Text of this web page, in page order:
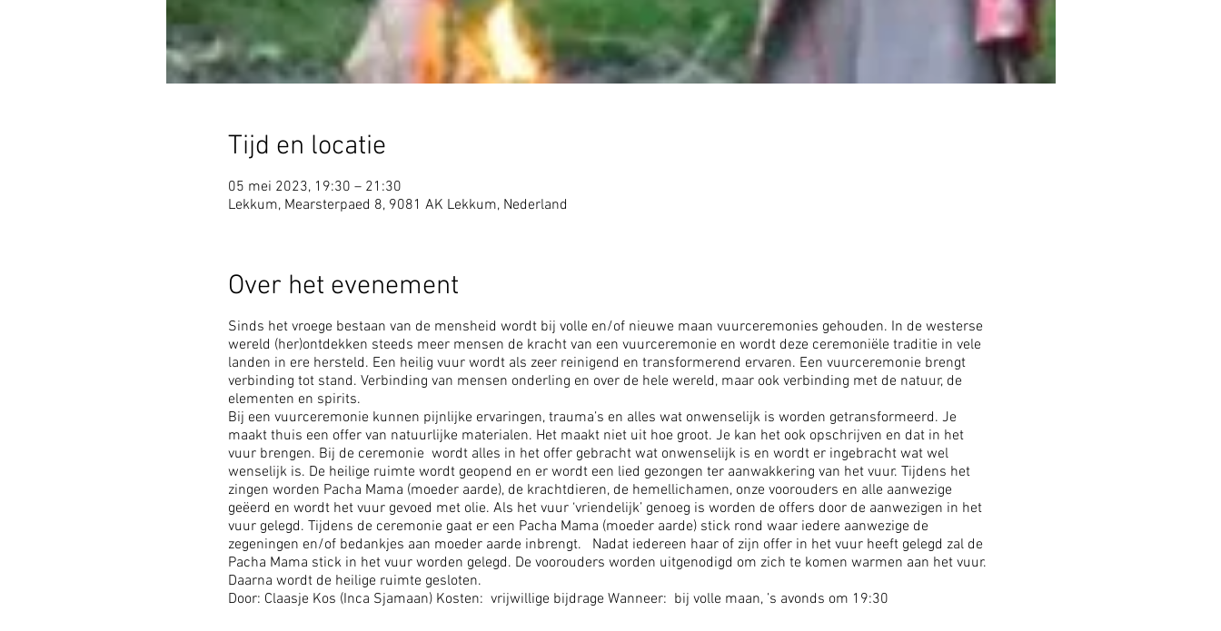
Tijd en locatie
05 mei 2023, 19:30 – 21:30
Lekkum, Mearsterpaed 8, 9081 AK Lekkum, Nederland
Over het evenement
Sinds het vroege bestaan van de mensheid wordt bij volle en/of nieuwe maan vuurceremonies gehouden. In de westerse
wereld (her)ontdekken steeds meer mensen de kracht van een vuurceremonie en wordt deze ceremoniële traditie in vele
landen in ere hersteld. Een heilig vuur wordt als zeer reinigend en transformerend ervaren. Een vuurceremonie brengt
verbinding tot stand. Verbinding van mensen onderling en over de hele wereld, maar ook verbinding met de natuur, de
elementen en spirits.
Bij een vuurceremonie kunnen pijnlijke ervaringen, trauma’s en alles wat onwenselijk is worden getransformeerd. Je
maakt thuis een offer van natuurlijke materialen. Het maakt niet uit hoe groot. Je kan het ook opschrijven en dat in het
vuur brengen. Bij de ceremonie wordt alles in het offer gebracht wat onwenselijk is en wordt er ingebracht wat wel
wenselijk is. De heilige ruimte wordt geopend en er wordt een lied gezongen ter aanwakkering van het vuur. Tijdens het
zingen worden Pacha Mama (moeder aarde), de krachtdieren, de hemellichamen, onze voorouders en alle aanwezige
geëerd en wordt het vuur gevoed met olie. Als het vuur ‘vriendelijk’ genoeg is worden de offers door de aanwezigen in het
vuur gelegd. Tijdens de ceremonie gaat er een Pacha Mama (moeder aarde) stick rond waar iedere aanwezige de
zegeningen en/of bedankjes aan moeder aarde inbrengt. Nadat iedereen haar of zijn offer in het vuur heeft gelegd zal de
Pacha Mama stick in het vuur worden gelegd. De voorouders worden uitgenodigd om zich te komen warmen aan het vuur.
Daarna wordt de heilige ruimte gesloten.
Door: Claasje Kos (Inca Sjamaan) Kosten: vrijwillige bijdrage Wanneer: bij volle maan, ’s avonds om 19:30